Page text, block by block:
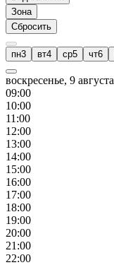
Зона
Сбросить
пн3 вт4 ср5 чт6
воскресенье, 9 августа
09:00
10:00
11 :00
12:00
13:00
14:00
15:00
16:00
17:00
18:00
19:00
20:00
21 :00
22:00